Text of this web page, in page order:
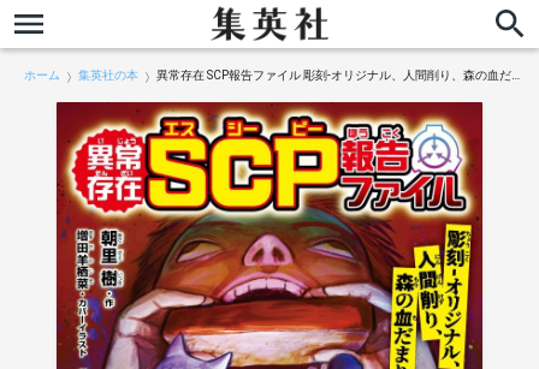
ホーム 集英社の本 異常存在 SCP報告ファイル 彫刻-オリジナル、人間削り、森の血だまり ほか